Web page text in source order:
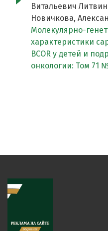
Витальевич
Новичкова,
Молекулярно-
характеристики
BCOR у детей и
онкологии: Том 71